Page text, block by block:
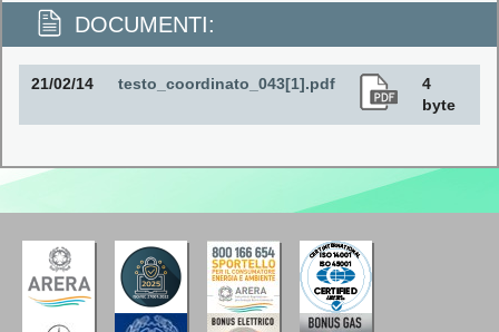
DOCUMENTI:
21/02/14 testo_coordinato_043[1].pdf
4
byte